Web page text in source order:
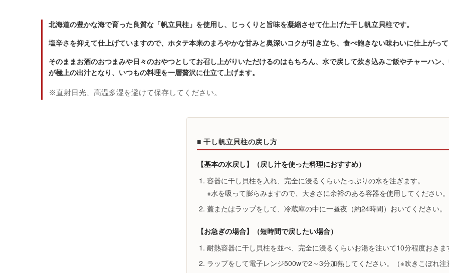
北海道の豊かな海で育った良質な「帆立貝柱」を使用し、じっくりと旨味を凝縮させて仕上げた干し帆立貝柱です。
塩辛さを抑えて仕上げていますので、ホタテ本来のまろやかな甘みと奥深いコクが引き立ち、食べ飽きない味わいに仕上がって
そのままお酒のおつまみや日々のおやつとしてお召し上がりいただけるのはもちろん、水で戻して炊き込みご飯やチャーハン
が極上の出汁となり、いつもの料理を一層贅沢に仕立て上げます。
※直射日光、高温多湿を避けて保存してください。
■ 干し帆立貝柱の戻し方
【基本の水戻し】（戻し汁を使った料理におすすめ）
容器に干し貝柱を入れ、完全に浸るくらいたっぷりの水を注ぎます。
※水を吸って膨らみますので、大きさに余裕のある容器を使用してください。
蓋またはラップをして、冷蔵庫の中に一昼夜（約24時間）おいてください。
【お急ぎの場合】（短時間で戻したい場合）
耐熱容器に干し貝柱を並べ、完全に浸るくらいお湯を注いて10分程度おきま
ラップをして電子レンジ500wで2～3分加熱してください。（※吹きこぼれ注